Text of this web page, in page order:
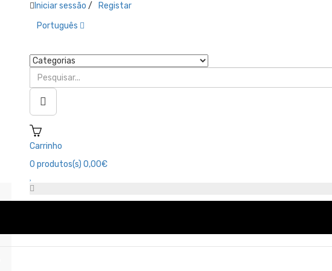
Iniciar sessão /
Registar
Português
Carrinho
0 produtos(s) 0,00€